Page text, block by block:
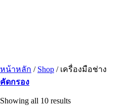
หน้าหลัก / Shop /เครื่องมือช่าง
คัดกรอง
Showing all 10 results